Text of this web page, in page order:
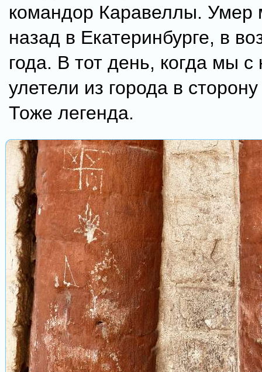
командор Каравеллы. Умер
назад в Екатеринбурге, в
года. В тот день, когда мы с
улетели из города в
Тоже легенда.